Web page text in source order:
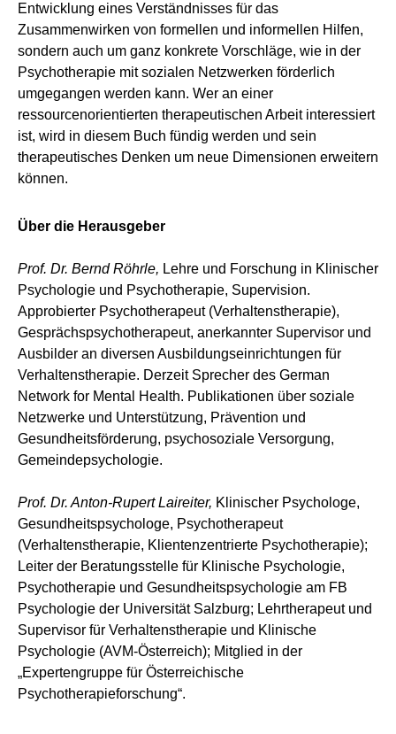
Entwicklung eines Verständnisses für das
Zusammenwirken von formellen und informellen Hilfen,
sondern auch um ganz konkrete Vorschläge, wie in der
Psychotherapie mit sozialen Netzwerken förderlich
umgegangen werden kann. Wer an einer
ressourcenorientierten therapeutischen Arbeit interessiert
ist, wird in diesem Buch fündig werden und sein
therapeutisches Denken um neue Dimensionen erweitern
können.
Über die Herausgeber
Prof. Dr. Bernd Röhrle, Lehre und Forschung in Klinischer
Psychologie und Psychotherapie, Supervision.
Approbierter Psychotherapeut (Verhaltenstherapie),
Gesprächspsychotherapeut, anerkannter Supervisor und
Ausbilder an diversen Ausbildungseinrichtungen für
Verhaltenstherapie. Derzeit Sprecher des German
Network for Mental Health. Publikationen über soziale
Netzwerke und Unterstützung, Prävention und
Gesundheitsförderung, psychosoziale Versorgung,
Gemeindepsychologie.
Prof. Dr. Anton-Rupert Laireiter, Klinischer Psychologe,
Gesundheitspsychologe, Psychotherapeut
(Verhaltenstherapie, Klientenzentrierte Psychotherapie);
Leiter der Beratungsstelle für Klinische Psychologie,
Psychotherapie und Gesundheitspsychologie am FB
Psychologie der Universität Salzburg; Lehrtherapeut und
Supervisor für Verhaltenstherapie und Klinische
Psychologie (AVM-Österreich); Mitglied in der
„Expertengruppe für Österreichische
Psychotherapieforschung“.